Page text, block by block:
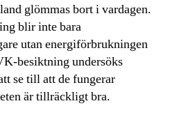
glömmas bort i vardagen.
blir inte bara
utan energiförbrukningen
besiktning undersöks
se till att de fungerar
är tillräckligt bra.